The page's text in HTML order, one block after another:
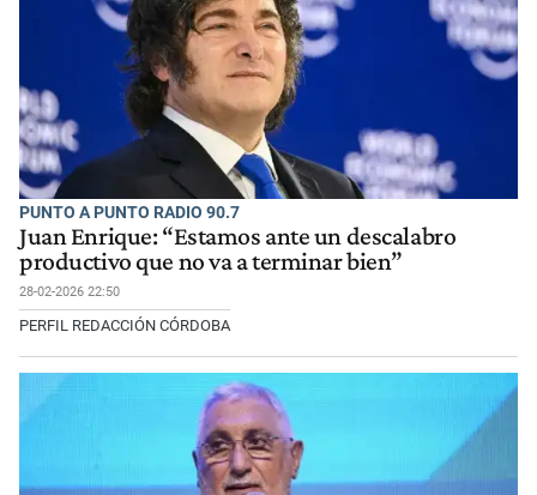
PUNTO A PUNTO RADIO 90.7
Juan Enrique: “Estamos ante un descalabro
productivo que no va a terminar bien”
28-02-2026 22:50
PERFIL REDACCIÓN CÓRDOBA